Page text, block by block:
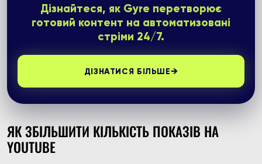
Дізнайтеся, як Gyre перетворює
готовий контент на автоматизовані
стріми 24/7.
ДІЗНАТИСЯ БІЛЬШЕ→
ЯК ЗБІЛЬШИТИ КІЛЬКІСТЬ ПОКАЗІВ НА
YOUTUBE